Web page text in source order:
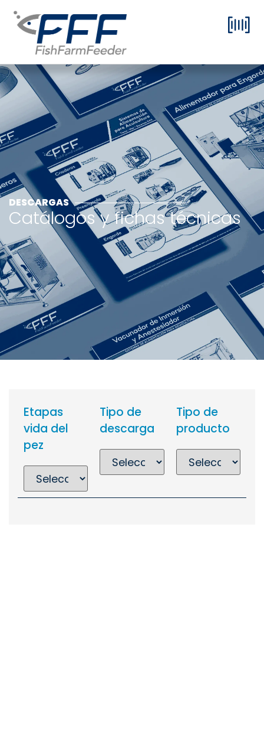
DESCARGAS
Catálogos y fichas técnicas
Etapas
vida del
pez
Tipo de
descarga
Tipo de
producto